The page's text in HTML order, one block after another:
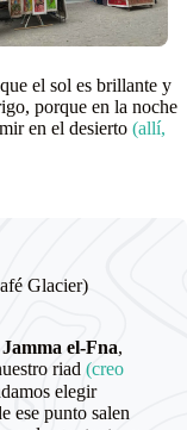
el sol es brillante y
porque en la noche
en el desierto (allí,
Glacier)
el-Fna,
riad (creo
elegir
ese punto salen